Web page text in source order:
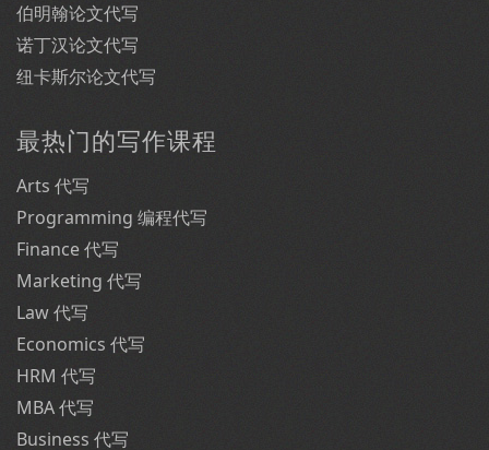
伯明翰论文代写
诺丁汉论文代写
纽卡斯尔论文代写
最热门的写作课程
Arts 代写
Programming 编程代写
Finance 代写
Marketing 代写
Law 代写
Economics 代写
HRM 代写
MBA 代写
Business 代写